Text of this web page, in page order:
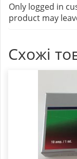
Only logged in
product may
Схожі